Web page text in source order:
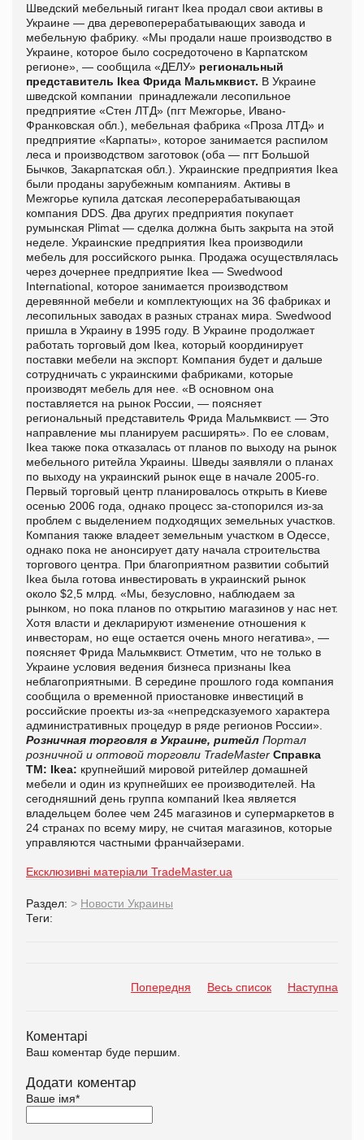
Шведский мебельный гигант Ikea продал свои активы в
Украине — два деревоперерабатывающих завода и
мебельную фабрику. «Мы продали наше производство в
Украине, которое было сосредоточено в Карпатском
регионе», — сообщила «ДЕЛУ» региональный
представитель Ikea Фрида Мальмквист. В Украине
шведской компании принадлежали лесопильное
предприятие «Стен ЛТД» (пгт Межгорье, Ивано-
Франковская обл.), мебельная фабрика «Проза ЛТД» и
предприятие «Карпаты», которое занимается распилом
леса и производством заготовок (оба — пгт Большой
Бычков, Закарпатская обл.). Украинские предприятия Ikea
были проданы зарубежным компаниям. Активы в
Межгорье купила датская лесоперерабатывающая
компания DDS. Два других предприятия покупает
румынская Plimat — сделка должна быть закрыта на этой
неделе. Украинские предприятия Ikea производили
мебель для российского рынка. Продажа осуществлялась
через дочернее предприятие Ikea — Swedwood
International, которое занимается производством
деревянной мебели и комплектующих на 36 фабриках и
лесопильных заводах в разных странах мира. Swedwood
пришла в Украину в 1995 году. В Украине продолжает
работать торговый дом Ikea, который координирует
поставки мебели на экспорт. Компания будет и дальше
сотрудничать с украинскими фабриками, которые
производят мебель для нее. «В основном она
поставляется на рынок России, — поясняет
региональный представитель Фрида Мальмквист. — Это
направление мы планируем расширять». По ее словам,
Ikea также пока отказалась от планов по выходу на рынок
мебельного ритейла Украины. Шведы заявляли о планах
по выходу на украинский рынок еще в начале 2005-го.
Первый торговый центр планировалось открыть в Киеве
осенью 2006 года, однако процесс за-стопорился из-за
проблем с выделением подходящих земельных участков.
Компания также владеет земельным участком в Одессе,
однако пока не анонсирует дату начала строительства
торгового центра. При благоприятном развитии событий
Ikea была готова инвестировать в украинский рынок
около $2,5 млрд. «Мы, безусловно, наблюдаем за
рынком, но пока планов по открытию магазинов у нас нет.
Хотя власти и декларируют изменение отношения к
инвесторам, но еще остается очень много негатива», —
поясняет Фрида Мальмквист. Отметим, что не только в
Украине условия ведения бизнеса признаны Ikea
неблагоприятными. В середине прошлого года компания
сообщила о временной приостановке инвестиций в
российские проекты из-за «непредсказуемого характера
административных процедур в ряде регионов России».
Розничная торговля в Украине, ритейл Портал
розничной и оптовой торговли TradeMaster Справка
ТМ: Ikea: крупнейший мировой ритейлер домашней
мебели и один из крупнейших ее производителей. На
сегодняшний день группа компаний Ikea является
владельцем более чем 245 магазинов и супермаркетов в
24 странах по всему миру, не считая магазинов, которые
управляются частными франчайзерами.
Ексклюзивні матеріали TradeMaster.ua
Раздел: > Новости Украины
Теги:
Попередня Весь список Наступна
Коментарі
Ваш коментар буде першим.
Додати коментар
Ваше імя*